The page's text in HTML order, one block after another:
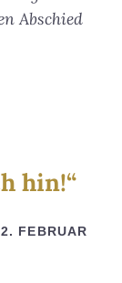
Abschied
hin!“
FEBRUAR